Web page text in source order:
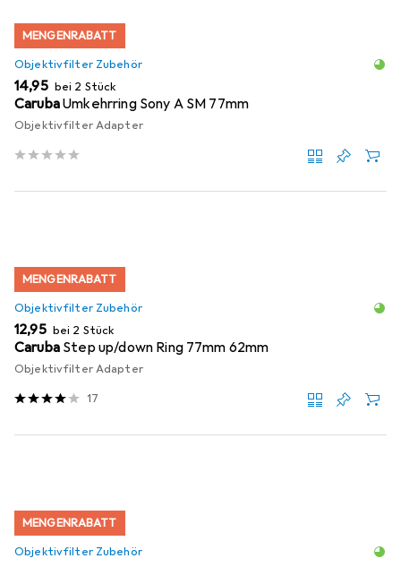
MENGENRABATT
Objektivfilter Zubehör
EUR
14,95 bei 2 Stück
CarubaUmkehrring Sony A SM 77mm
Objektivfilter Adapter
MENGENRABATT
Objektivfilter Zubehör
EUR
12,95 bei 2 Stück
Caruba Step up/down Ring 77mm 62mm
Objektivfilter Adapter
17
MENGENRABATT
Objektivfilter Zubehör